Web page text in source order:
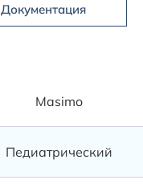
Документация
Masimo
Педиатрический